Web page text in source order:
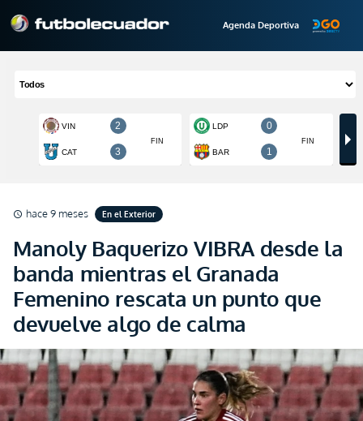
Agenda Deportiva
schedule hace 9 meses En el Exterior
Manoly Baquerizo VIBRA desde la
banda mientras el Granada
Femenino rescata un punto que
devuelve algo de calma